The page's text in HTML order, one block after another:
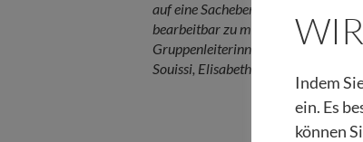
auf eine Sachebene zu heben und dort
bearbeitbar zu machen. Im Bild die
Gruppenleiterinnen: Susanne Riml,
Souissi, Elisabeth Rieser (v.l.n.r.)
Indem
ein. Es
können